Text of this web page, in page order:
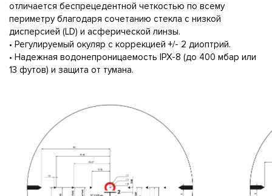
отличается беспрецедентной четкостью по всему
периметру благодаря сочетанию стекла с низкой
дисперсией (LD) и асферической линзы.
• Регулируемый окуляр с коррекцией +/- 2 диоптрий.
• Надежная водонепроницаемость IРХ-8 (до 400 мбар или
13 футов) и защита от тумана.